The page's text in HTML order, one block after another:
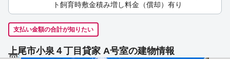
ト飼育時敷金積み増し料金（償却）有り
支払い金額の合計が知りたい
上尾市小泉４丁目貸家 A号室の建物情報